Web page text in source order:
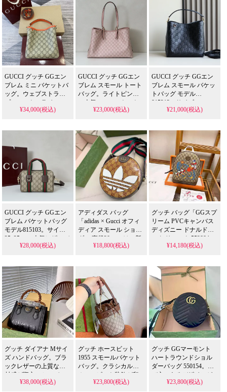
人の普段使いにも似合
う並行輸入品風アイテ
ム。本品はN級品レベル
の細部へのこだわりを
格安で再現したスーパ
ー コピー品です。
なく着こなせ、ギフト
ボックス付属の高品質
な偽物バッグです。
縫い目精度で格安に実
現したスーパー コピー
となっています。
GUCCI グッチ GGエン
ブレム ミニ バケットバ
ッグ。ウェブストライ
プのコットンライニン
グが特徴的な人気ミニ
愛用するコンパクトで
機能的なデザインの精
巧な偽物です。
¥34,000(税込)
GUCCI グッチ GGエン
ブレム スモール トート
バッグ。ライトピンク
の人気スモールトート
を、格安で提供するス
ンバーノッチが特徴
で、芸能人も愛用する
洗練されたデザインの
精巧な偽物です。
¥23,000(税込)
GUCCI グッチ GGエン
ブレム スモール バケッ
トバッグ モデル
815213。サイズ
38x25.5cmの人気ピンク
す。芸能人も愛用する
イタリア原産レザーを
使用した精巧な偽物
で、注目の新作デザイ
ンを再現しています。
¥21,000(税込)
GUCCI グッチ GGエン
ブレム バケットバッグ
モデル815103。サイズ
25x25cmの人気レザーバ
ケットバッグを、格安
用するGGエンブレムと
リムーバブルストラッ
プ付きの精巧な偽物
で、実用的なインテリ
アデザインが特徴で
す。
¥28,000(税込)
アディダス バッグ
「adidas × Gucci オフィ
ディア スモール ショル
ダー 直径20cm」は、新
品未使用の限定コラボ
ンの融合が特徴です。
高品質なレプリカ品が
お手頃価格で入手可能
で、アディダス アディ
ダス バッグの特別なス
タイルを日常に取り入
れられます。
¥18,800(税込)
グッチ バッグ「GGスプ
リーム PVCキャンバス
ディズニー ドナルドダ
ック リュック 552884」
は、ディズニーコラボ
クパック。ベージュの
GGスプリームキャンバ
スが高級感を演出しま
す。高品質なレプリカ
品がお手頃価格で入手
可能で、グッチ グッチ
バッグの特別なコラボ
レーションを日常に取
¥14,180(税込)
グッチ ダイアナ Mサイ
ズ ハンドバッグ。ブラ
ックレザーの上質な素
材感が際立つミニバッ
グです。芸能人にも支
¥38,000(税込)
グッチ ホースビット
1955 スモールバケット
バッグ。クラシカルな
ホースビット装飾が印
象的なキャンバスバケ
¥23,800(税込)
グッチ GGマーモント
ハートラウンドショル
ダーバッグ 550154。遊
び心のあるデザインが
魅力のミニラウンドバ
¥23,800(税込)